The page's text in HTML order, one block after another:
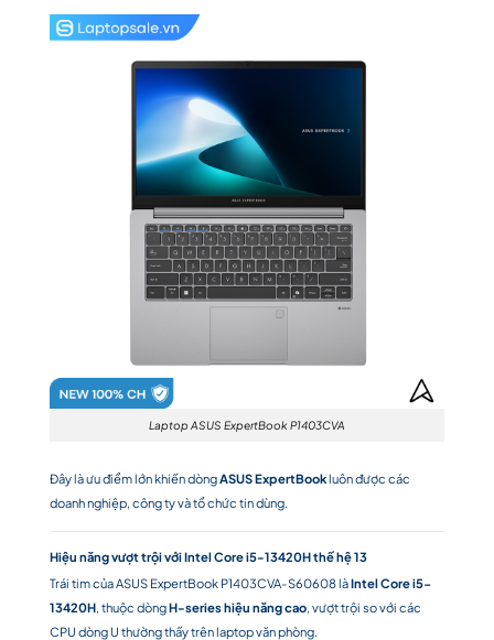
Laptop ASUS ExpertBook P1403CVA
Đây là ưu điểm lớn khiến dòngASUS ExpertBookluôn được các
doanh nghiệp, công ty và tổ chức tin dùng.
Hiệu năng vượt trội với Intel Core i5-13420H thế hệ 13
Trái tim của ASUS ExpertBook P1403CVA-S60608 làIntel Core i5-
13420H , thuộc dòngH-series hiệu năng cao , vượt trội so với các
CPU dòng U thường thấy trên laptop văn phòng.